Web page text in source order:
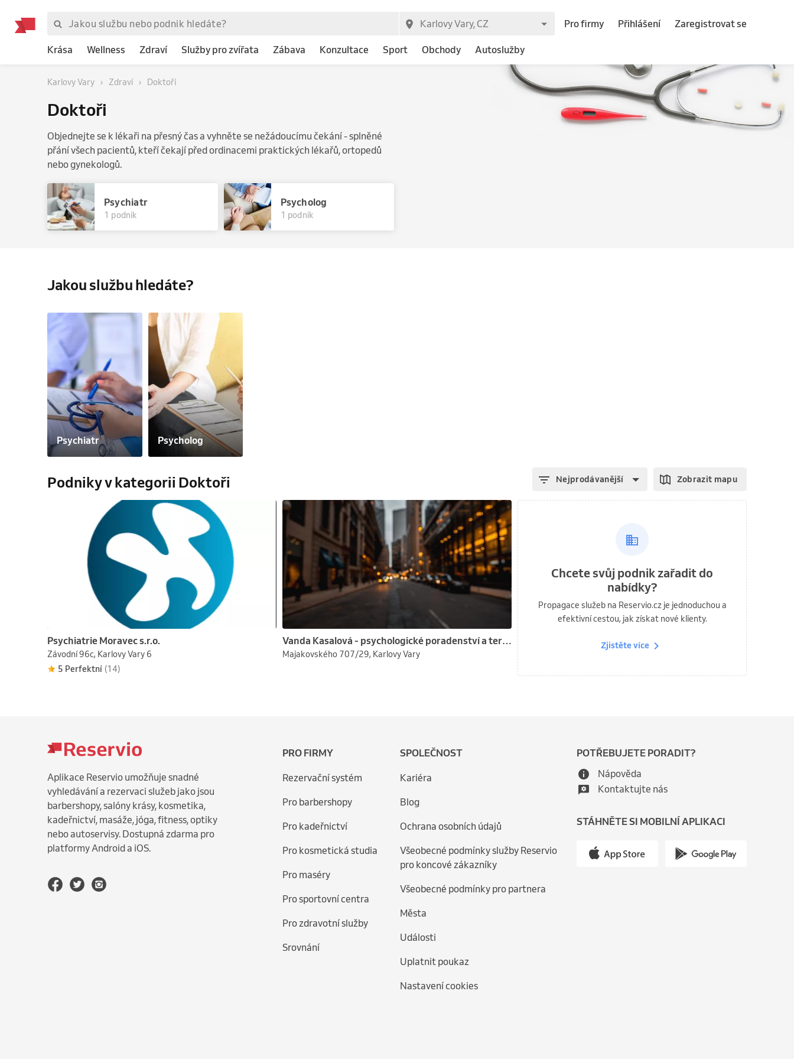
Pro firmy Přihlášení Zaregistrovat se
Krása Wellness Zdraví Služby pro zvířata Zábava Konzultace Sport Obchody Autoslužby
Karlovy Vary Zdraví Doktoři
Doktoři
Objednejte se k lékaři na přesný čas a vyhněte se nežádoucímu čekání - splněné
přání všech pacientů, kteří čekají před ordinacemi praktických lékařů, ortopedů
nebo gynekologů.
Psychiatr
1 podnik
Psycholog
1 podnik
Jakou službu hledáte?
Psychiatr Psycholog
Podniky v kategorii Doktoři Nejprodávanější Zobrazit mapu
Psychiatrie Moravec s.r.o.
Závodní 96c, Karlovy Vary 6
5 Perfektní (14)
Vanda Kasalová - psychologické poradenství a terapie
Majakovského 707/29, Karlovy Vary
Chcete svůj podnik zařadit do
nabídky?
Propagace služeb na Reservio.cz je jednoduchou a
efektivní cestou, jak získat nové klienty.
Zjistěte více
Aplikace Reservio umožňuje snadné
vyhledávání a rezervaci služeb jako jsou
barbershopy, salóny krásy, kosmetika,
kadeřnictví, masáže, jóga, fitness, optiky
nebo autoservisy. Dostupná zdarma pro
platformy Android a iOS.
PRO FIRMY
Rezervační systém
Pro barbershopy
Pro kadeřnictví
Pro kosmetická studia
Pro maséry
Pro sportovní centra
Pro zdravotní služby
Srovnání
SPOLEČNOST
Kariéra
Blog
Ochrana osobních údajů
Všeobecné podmínky služby Reservio
pro koncové zákazníky
Všeobecné podmínky pro partnera
Města
Události
Uplatnit poukaz
Nastavení cookies
POTŘEBUJETE PORADIT?
Nápověda
Kontaktujte nás
STÁHNĚTE SI MOBILNÍ APLIKACI